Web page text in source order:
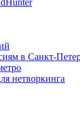
в Санкт-
нетворкинга